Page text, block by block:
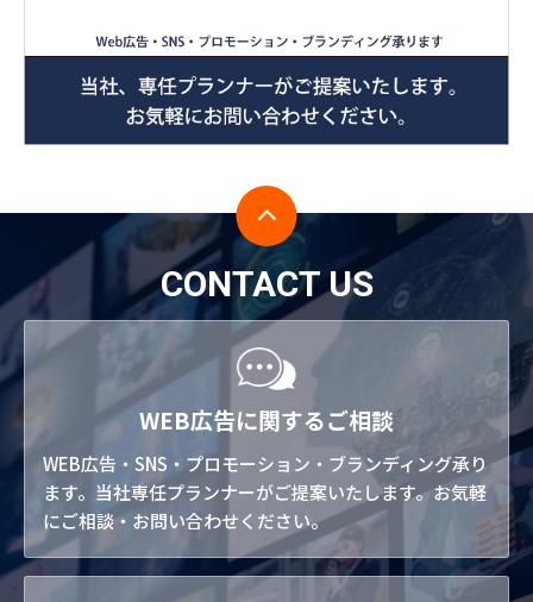
CONTACT US
WEB広告に関するご相談
WEB広告・SNS・プロモーション・ブランディング承り
ます。当社専任プランナーがご提案いたします。お気軽
にご相談・お問い合わせください。